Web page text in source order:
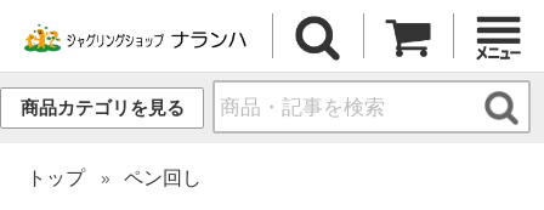
商品カテゴリを見る
トップ ペン回し